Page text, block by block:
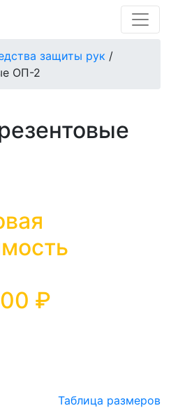
защиты рук /
ОП-2
₽
Таблица размеров